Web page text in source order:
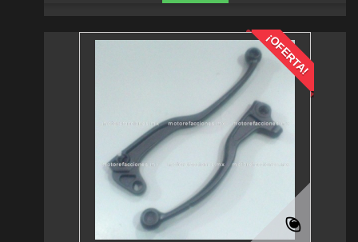
¡OFERTA!